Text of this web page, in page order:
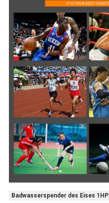
Badwasserspender des Eises 1HP